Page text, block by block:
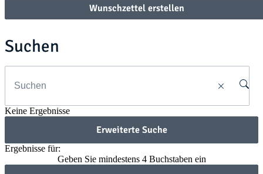
Wunschzettel erstellen
Suchen
Keine Ergebnisse
Erweiterte Suche
Ergebnisse für:
Geben Sie mindestens 4 Buchstaben ein